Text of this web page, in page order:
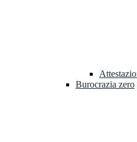
Burocrazia zero